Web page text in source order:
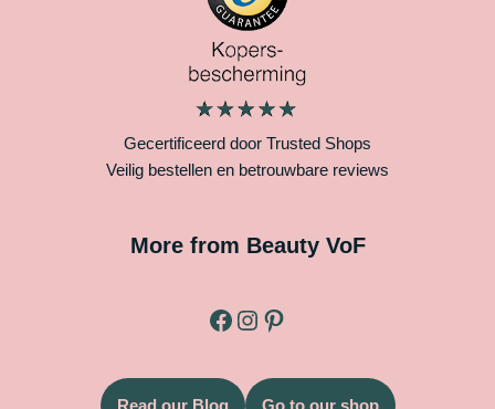
Gecertificeerd door Trusted Shops
Veilig bestellen en betrouwbare reviews
More from Beauty VoF
Read our Blog Go to our shop